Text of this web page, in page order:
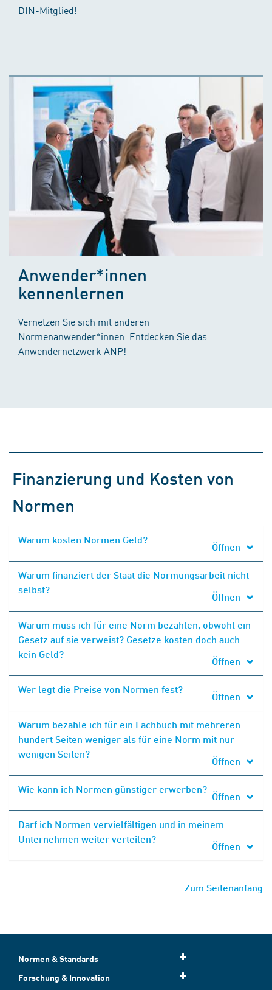
DIN-Mitglied!
Anwender*innen
kennenlernen
Vernetzen Sie sich mit anderen
Normenanwender*innen. Entdecken Sie das
Anwendernetzwerk ANP!
Finanzierung und Kosten von
Normen
Warum kosten Normen Geld?
Öffnen
Warum finanziert der Staat die Normungsarbeit nicht
selbst?
Öffnen
Warum muss ich für eine Norm bezahlen, obwohl ein
Gesetz auf sie verweist? Gesetze kosten doch auch
kein Geld?
Öffnen
Wer legt die Preise von Normen fest?
Öffnen
Warum bezahle ich für ein Fachbuch mit mehreren
hundert Seiten weniger als für eine Norm mit nur
wenigen Seiten?
Öffnen
Wie kann ich Normen günstiger erwerben?
Öffnen
Darf ich Normen vervielfältigen und in meinem
Unternehmen weiter verteilen?
Öffnen
Zum Seitenanfang
Normen & Standards
Forschung & Innovation